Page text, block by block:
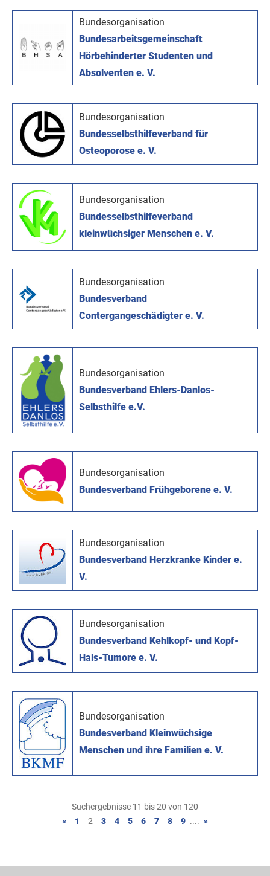
Bundesorganisation
Bundesarbeitsgemeinschaft
Hörbehinderter Studenten und
Absolventen e. V.
Bundesorganisation
Bundesselbsthilfeverband für
Osteoporose e. V.
Bundesorganisation
Bundesselbsthilfeverband
kleinwüchsiger Menschen e. V.
Bundesorganisation
Bundesverband
Contergangeschädigter e. V.
Bundesorganisation
Bundesverband Ehlers-Danlos-
Selbsthilfe e.V.
Bundesorganisation
Bundesverband Frühgeborene e. V.
Bundesorganisation
Bundesverband Herzkranke Kinder e.
V.
Bundesorganisation
Bundesverband Kehlkopf- und Kopf-
Hals-Tumore e. V.
Bundesorganisation
Bundesverband Kleinwüchsige
Menschen und ihre Familien e. V.
Suchergebnisse 11 bis 20 von 120
«
1 2 3 4 5 6 7 8 9 .... »